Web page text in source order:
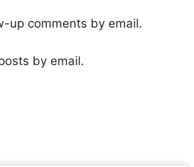
up comments by email.
by email.